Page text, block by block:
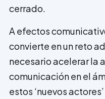
cerrado.
A efectos
convierte en un reto
necesario acelerar la
comunicació­n en el
estos ‘nuevos